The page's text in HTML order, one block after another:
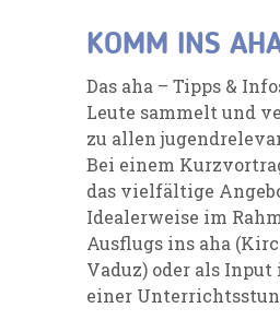
KOMM INS
Das aha – Tipps &
Leute sammelt und
zu allen
Bei einem
das vielfältige
Idealerweise im
Ausflugs ins aha
Vaduz) oder als Input
einer